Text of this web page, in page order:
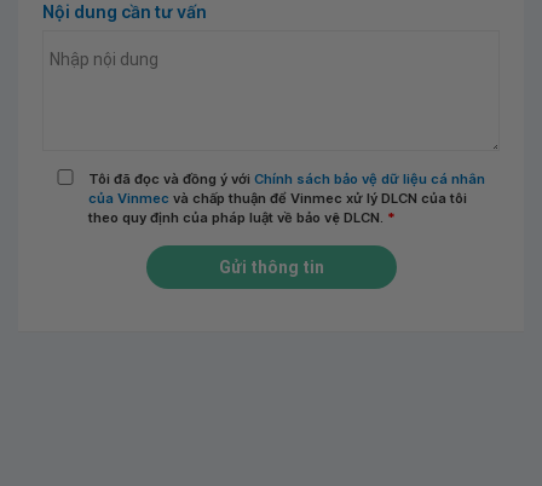
Nội dung cần tư vấn
Tôi đã đọc và đồng ý với Chính sách bảo vệ dữ liệu cá nhân
của Vinmec và chấp thuận để Vinmec xử lý DLCN của tôi
theo quy định của pháp luật về bảo vệ DLCN. *
Gửi thông tin